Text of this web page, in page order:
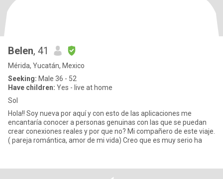
Belen, 41
Mérida, Yucatán, Mexico
Seeking: Male 36 - 52
Have children: Yes - live at home
Sol
Hola!! Soy nueva por aquí y con esto de las aplicaciones me
encantaría conocer a personas genuinas con las que se puedan
crear conexiones reales y por que no? Mi compañero de este viaje.
( pareja romántica, amor de mi vida) Creo que es muy serio ha